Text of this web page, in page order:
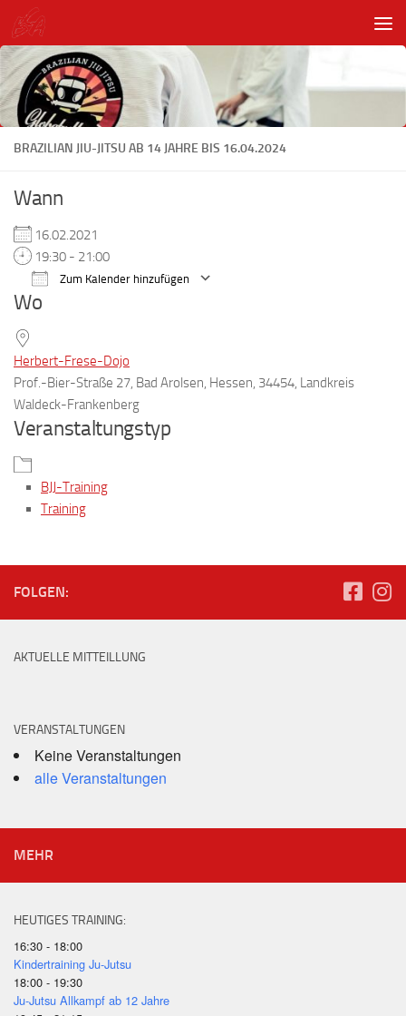
Unter dem Inhalt
BRAZILIAN JIU-JITSU AB 14 JAHRE BIS 16.04.2024
Wann
16.02.2021
19:30 - 21:00
Zum Kalender hinzufügen
Wo
Herbert-Frese-Dojo
Prof.-Bier-Straße 27, Bad Arolsen, Hessen, 34454, Landkreis
Waldeck-Frankenberg
Veranstaltungstyp
BJJ-Training
Training
FOLGEN:
AKTUELLE MITTEILLUNG
VERANSTALTUNGEN
Keine Veranstaltungen
alle Veranstaltungen
MEHR
HEUTIGES TRAINING:
16:30 - 18:00
Kindertraining Ju-Jutsu
18:00 - 19:30
Ju-Jutsu Allkampf ab 12 Jahre